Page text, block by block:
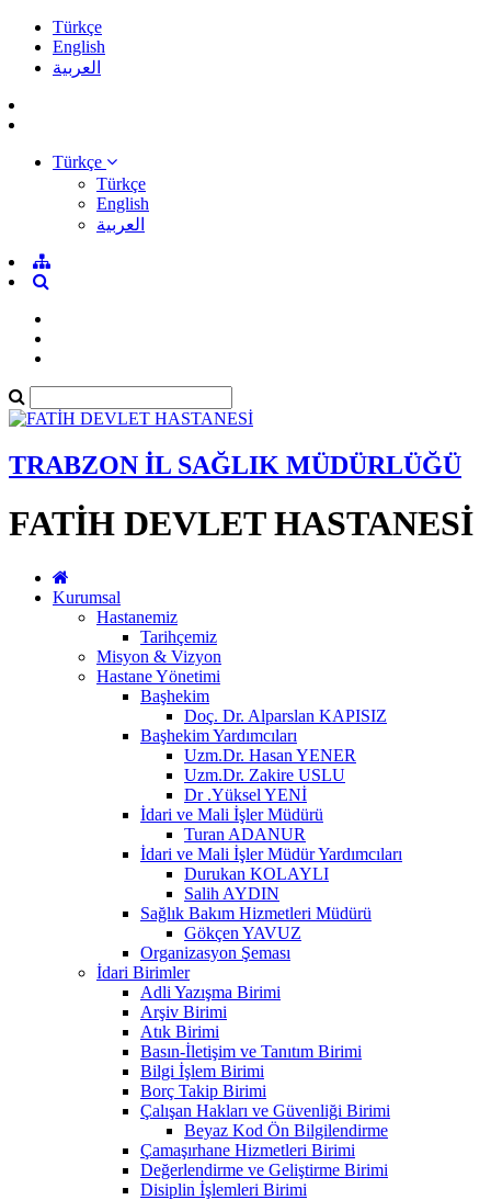
Türkçe
English
العربية
Türkçe
Türkçe
English
العربية
TRABZON İL SAĞLIK MÜDÜRLÜĞÜ
FATİH DEVLET HASTANESİ
Kurumsal
Hastanemiz
Tarihçemiz
Misyon & Vizyon
Hastane Yönetimi
Başhekim
Doç. Dr. Alparslan KAPISIZ
Başhekim Yardımcıları
Uzm.Dr. Hasan YENER
Uzm.Dr. Zakire USLU
Dr .Yüksel YENİ
İdari ve Mali İşler Müdürü
Turan ADANUR
İdari ve Mali İşler Müdür Yardımcıları
Durukan KOLAYLI
Salih AYDIN
Sağlık Bakım Hizmetleri Müdürü
Gökçen YAVUZ
Organizasyon Şeması
İdari Birimler
Adli Yazışma Birimi
Arşiv Birimi
Atık Birimi
Basın-İletişim ve Tanıtım Birimi
Bilgi İşlem Birimi
Borç Takip Birimi
Çalışan Hakları ve Güvenliği Birimi
Beyaz Kod Ön Bilgilendirme
Çamaşırhane Hizmetleri Birimi
Değerlendirme ve Geliştirme Birimi
Disiplin İşlemleri Birimi